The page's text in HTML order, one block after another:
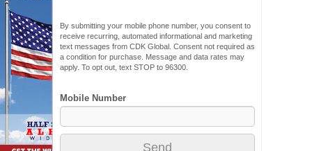
By submitting your mobile phone number, you consent to
receive recurring, automated informational and marketing
text messages from CDK Global. Consent not required as
a condition for purchase. Message and data rates may
apply. To opt out, text STOP to 96300.